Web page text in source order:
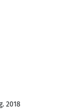
2018